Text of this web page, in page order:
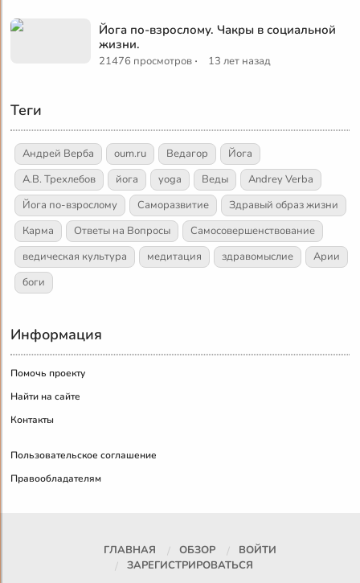
Йога по-взрослому. Чакры в социальной
жизни.
21476 просмотров · 13 лет назад
Теги
Андрей Верба oum.ru Ведагор
Йога
А.В. Трехлебов
йога yoga Веды
Andrey Verba
Йога по-взрослому
Саморазвитие
Здравый образ жизни
Карма
Ответы на Вопросы
Самосовершенствование
ведическая культура
медитация здравомыслие
Арии
боги
Информация
Помочь проекту
Найти на сайте
Контакты
Пользовательское соглашение
Правообладателям
ГЛАВНАЯ ОБЗОР
ВОЙТИ
ЗАРЕГИСТРИРОВАТЬСЯ